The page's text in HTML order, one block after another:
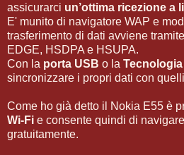
assicurarci un’ottima ricezione a
E' munito di navigatore WAP e
trasferimento di dati avviene
EDGE, HSDPA e HSUPA.
Con la porta USB o la
sincronizzare i propri dati con
Come ho già detto il Nokia E55 è
Wi-Fi e consente quindi di
gratuitamente.